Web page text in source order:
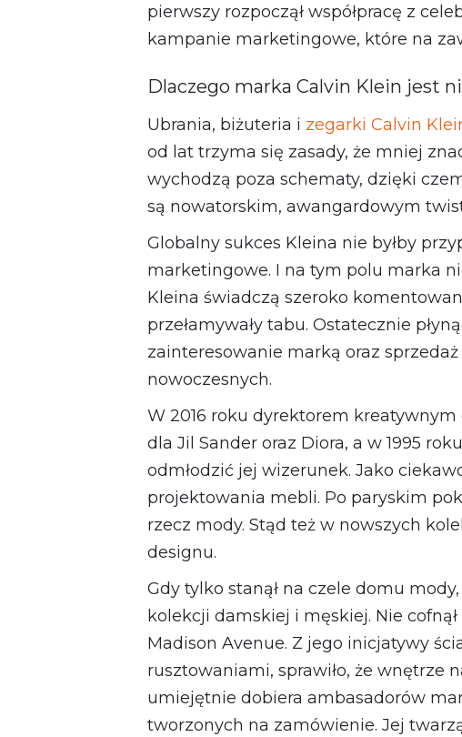
pierwszy rozpoczął współpracę z
kampanie marketingowe, które na
Dlaczego marka Calvin Klein jest
Ubrania, biżuteria i zegarki Calvin
od lat trzyma się zasady, że mniej
wychodzą poza schematy, dzięki
są nowatorskim, awangardowym
Globalny sukces Kleina nie byłby
marketingowe. I na tym polu marka
Kleina świadczą szeroko
przełamywały tabu. Ostatecznie
zainteresowanie marką oraz
nowoczesnych.
W 2016 roku dyrektorem
dla Jil Sander oraz Diora, a w 1995
odmłodzić jej wizerunek. Jako
projektowania mebli. Po paryskim
rzecz mody. Stąd też w nowszych
designu.
Gdy tylko stanął na czele domu
kolekcji damskiej i męskiej. Nie
Madison Avenue. Z jego inicjatywy
rusztowaniami, sprawiło, że wnętrze
umiejętnie dobiera ambasadorów
tworzonych na zamówienie. Jej